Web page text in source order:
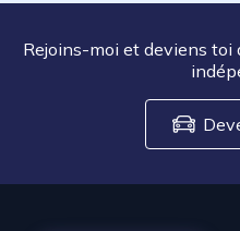
Rejoins-moi et deviens toi